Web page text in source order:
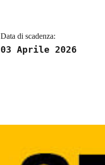
Data di scadenza:
03 Aprile 2026